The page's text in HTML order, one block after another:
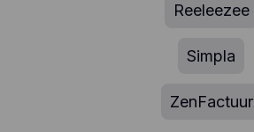
Reeleezee
Simpla
ZenFactuur